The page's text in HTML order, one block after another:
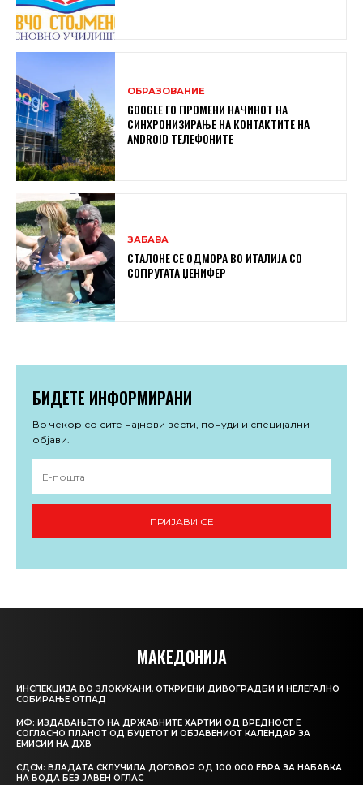
ОБРАЗОВАНИЕ
GOOGLE ГО ПРОМЕНИ НАЧИНОТ НА
СИНХРОНИЗИРАЊЕ НА КОНТАКТИТЕ НА
ANDROID ТЕЛЕФОНИТЕ
ЗАБАВА
СТАЛОНЕ СЕ ОДМОРА ВО ИТАЛИЈА СО
СОПРУГАТА ЏЕНИФЕР
БИДЕТЕ ИНФОРМИРАНИ
Во чекор со сите најнови вести, понуди и специјални
објави.
ПРИЈАВИ СЕ
МАКЕДОНИЈА
ИНСПЕКЦИЈА ВО ЗЛОКУЌАНИ, ОТКРИЕНИ ДИВОГРАДБИ И НЕЛЕГАЛНО
СОБИРАЊЕ ОТПАД
МФ: ИЗДАВАЊЕТО НА ДРЖАВНИТЕ ХАРТИИ ОД ВРЕДНОСТ Е
СОГЛАСНО ПЛАНОТ ОД БУЏЕТОТ И ОБЈАВЕНИОТ КАЛЕНДАР ЗА
ЕМИСИИ НА ДХВ
СДСМ: ВЛАДАТА СКЛУЧИЛА ДОГОВОР ОД 100.000 ЕВРА ЗА НАБАВКА
НА ВОДА БЕЗ ЈАВЕН ОГЛАС